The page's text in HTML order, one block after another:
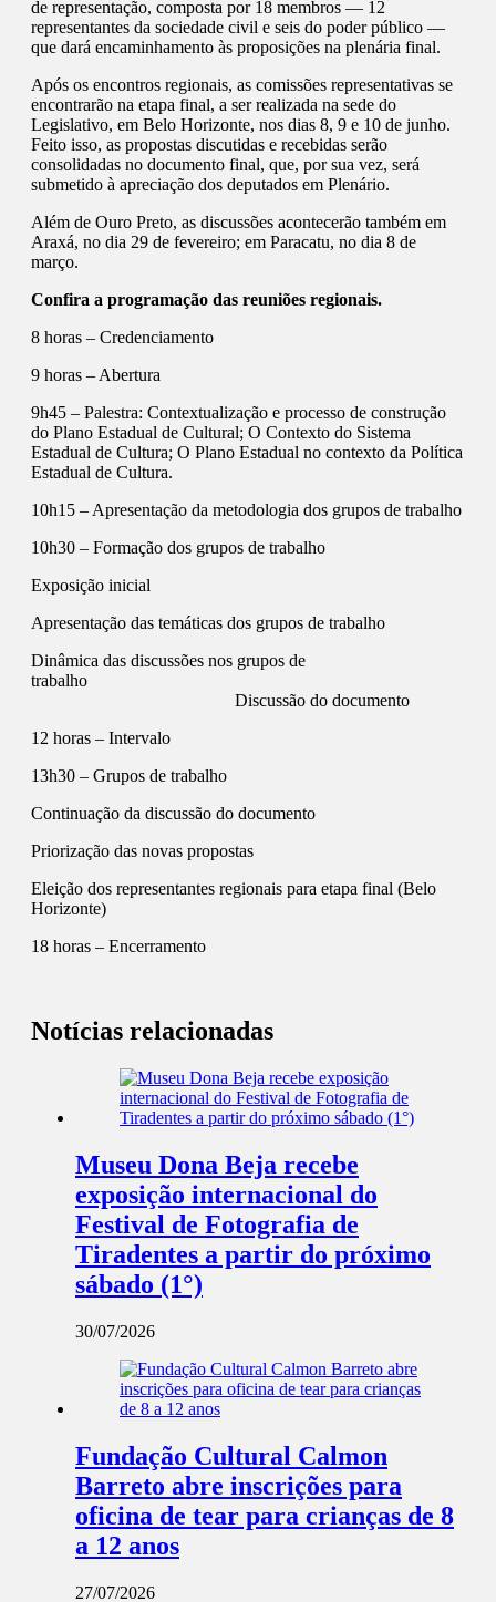
de representação, composta por 18 membros — 12
representantes da sociedade civil e seis do poder público —
que dará encaminhamento às proposições na plenária final.
Após os encontros regionais, as comissões representativas se
encontrarão na etapa final, a ser realizada na sede do
Legislativo, em Belo Horizonte, nos dias 8, 9 e 10 de junho.
Feito isso, as propostas discutidas e recebidas serão
consolidadas no documento final, que, por sua vez, será
submetido à apreciação dos deputados em Plenário.
Além de Ouro Preto, as discussões acontecerão também em
Araxá, no dia 29 de fevereiro; em Paracatu, no dia 8 de
março.
Confira a programação das reuniões regionais.
8 horas – Credenciamento
9 horas – Abertura
9h45 – Palestra: Contextualização e processo de construção
do Plano Estadual de Cultural; O Contexto do Sistema
Estadual de Cultura; O Plano Estadual no contexto da Política
Estadual de Cultura.
10h15 – Apresentação da metodologia dos grupos de trabalho
10h30 – Formação dos grupos de trabalho
Exposição inicial
Apresentação das temáticas dos grupos de trabalho
Dinâmica das discussões nos grupos de
trabalho
Discussão do documento
12 horas – Intervalo
13h30 – Grupos de trabalho
Continuação da discussão do documento
Priorização das novas propostas
Eleição dos representantes regionais para etapa final (Belo
Horizonte)
18 horas – Encerramento
Notícias relacionadas
Museu Dona Beja recebe
exposição internacional do
Festival de Fotografia de
Tiradentes a partir do próximo
sábado (1°)
30/07/2026
Fundação Cultural Calmon
Barreto abre inscrições para
oficina de tear para crianças de 8
a 12 anos
27/07/2026